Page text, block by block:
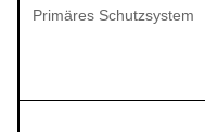
Primäres Schutzsystem